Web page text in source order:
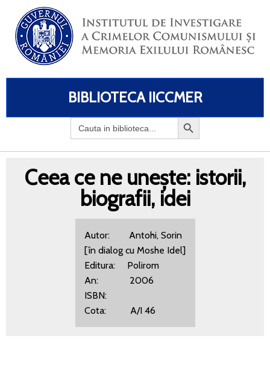
BIBLIOTECA IICCMER
Search
for:
Ceea ce ne unește: istorii,
biografii, idei
Autor: Antohi, Sorin
[în dialog cu Moshe Idel]
Editura: Polirom
An: 2006
ISBN:
Cota: A/I 46